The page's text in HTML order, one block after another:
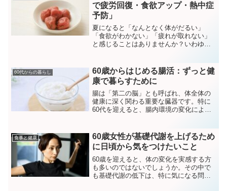
で疲労回復・食欲アップ・熱中症
予防」
夏になると「なんとなく体がだるい」
「食欲がわかない」「疲れが取れない」
と感じることはありませんか？いわゆ
ミネラルの不足が重なると、体がエネル
ギー切れを起こしてしまい...
60代からの暮らし
60歳からはじめる腸活：ずっと健
康で暮らすために
腸は「第二の脳」とも呼ばれ、体全体の
健康に深く関わる重要な臓器です。特に
60代を迎えると、腸内環境の変化により
とがあります。腸の働きが悪くなると、
免疫力の低下や肌トラブ...
食事と健康
60歳女性が基礎代謝を上げるため
に日頃から気をつけたいこと
60歳を迎えると、体の変化を実感する方
も多いのではないでしょうか。その中で
も基礎代謝の低下は、特に気になる問題